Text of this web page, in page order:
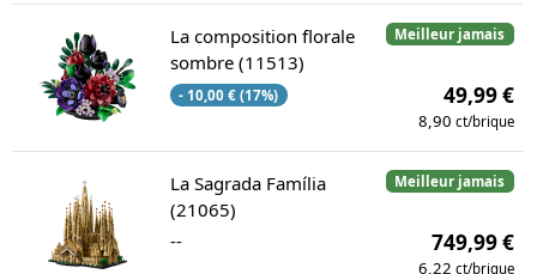
Meilleur jamais
La composition florale
sombre (11513)
- 10,00 € (17%) 49,99 €
8,90 ct/brique
Meilleur jamais
La Sagrada Família
(21065)
--
749,99 €
6,22 ct/brique